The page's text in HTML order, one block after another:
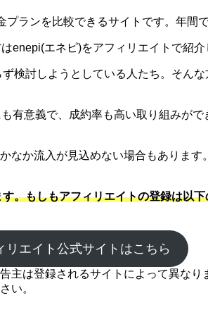
ランを比較できるサイトです。年間
enepi(エネピ)をアフィリエイトで紹
検討しようとしている人たち。そん
有意義で、成約率も高い取り組みが
か流入が見込めない場合もありま
。もしもアフィリエイトの登録は以
リエイト公式サイトはこちら
は登録されるサイトによって異な
い。